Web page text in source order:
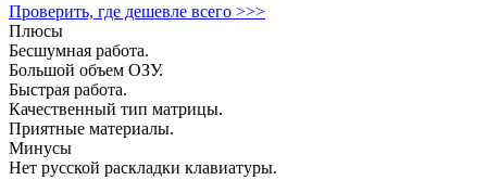
Проверить, где дешевле всего >>>
Плюсы
Бесшумная работа.
Большой объем ОЗУ.
Быстрая работа.
Качественный тип матрицы.
Приятные материалы.
Минусы
Нет русской раскладки клавиатуры.